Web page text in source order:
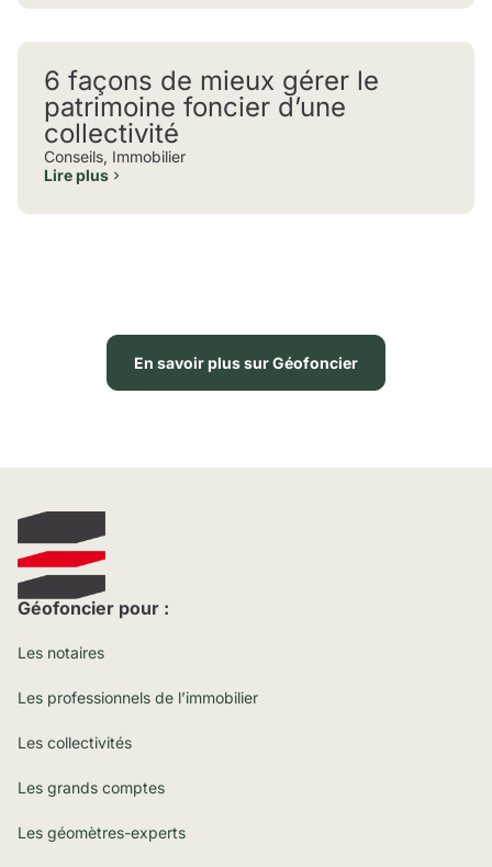
6 façons de mieux gérer le
patrimoine foncier d’une
collectivité
Conseils, Immobilier
Lire plus
En savoir plus sur Géofoncier
Géofoncier pour :
Les notaires
Les professionnels de l’immobilier
Les collectivités
Les grands comptes
Les géomètres-experts